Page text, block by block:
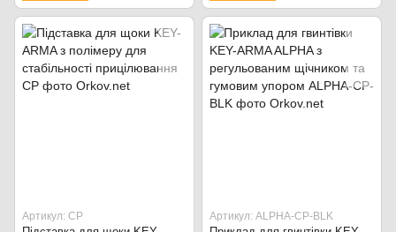
Артикул: CP Артикул: ALPHA-CP-BLK